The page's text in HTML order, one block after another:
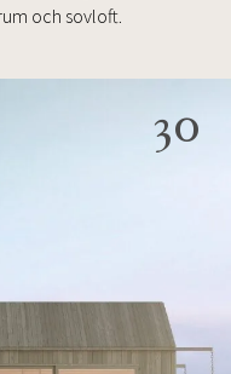
och sovloft.
30